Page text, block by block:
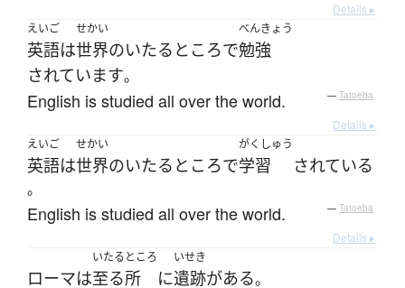
Details ▸
えいご
英語は
せかい
世界のいたるところで
べんきょう
勉強
されています。
English is studied all over the world. — Tatoeba
Details ▸
えいご
英語は
せかい
世界のいたるところで
がくしゅう
学習 されている
。
English is studied all over the world. — Tatoeba
Details ▸
ローマは
いたるところ
至る所 に
いせき
遺跡がある。